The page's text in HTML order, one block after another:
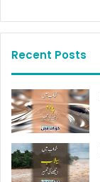
Recent Posts